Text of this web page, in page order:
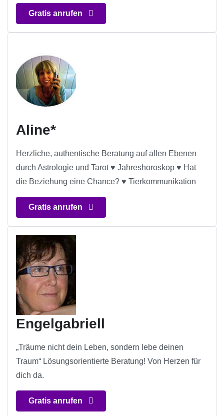
Gratis anrufen
Aline*
Herzliche, authentische Beratung auf allen Ebenen
durch Astrologie und Tarot ♥ Jahreshoroskop ♥ Hat
die Beziehung eine Chance? ♥ Tierkommunikation
Gratis anrufen
Engelgabriell
„Träume nicht dein Leben, sondern lebe deinen
Traum“ Lösungsorientierte Beratung! Von Herzen für
dich da.
Gratis anrufen